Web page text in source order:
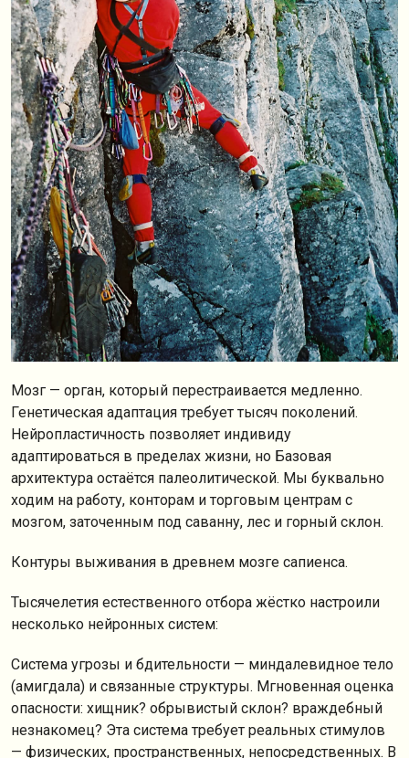
Мозг — орган, который перестраивается медленно.
Генетическая адаптация требует тысяч поколений.
Нейропластичность позволяет индивиду
адаптироваться в пределах жизни, но Базовая
архитектура остаётся палеолитической. Мы буквально
ходим на работу, конторам и торговым центрам с
мозгом, заточенным под саванну, лес и горный склон.
Контуры выживания в древнем мозге сапиенса.
Тысячелетия естественного отбора жёстко настроили
несколько нейронных систем:
Система угрозы и бдительности — миндалевидное тело
(амигдала) и связанные структуры. Мгновенная оценка
опасности: хищник? обрывистый склон? враждебный
незнакомец? Эта система требует реальных стимулов
— физических, пространственных, непосредственных. В